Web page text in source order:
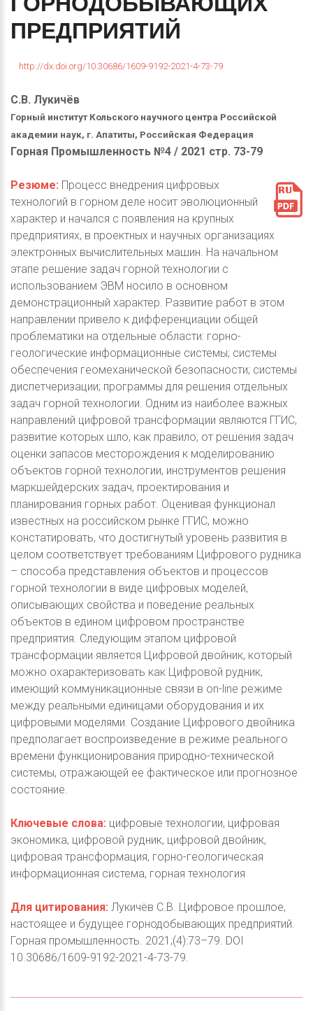
ПРЕДПРИЯТИЙ
http://dx.doi.org/10.30686/1609-9192-2021-4-73-79
С.В. Лукичёв
Горный институт Кольского научного центра Российской
академии наук, г. Апатиты, Российская Федерация
Горная Промышленность №4 / 2021 стр. 73-79
Резюме: Процесс внедрения цифровых
технологий в горном деле носит эволюционный
характер и начался с появления на крупных
предприятиях, в проектных и научных организациях
электронных вычислительных машин. На начальном
этапе решение задач горной технологии с
использованием ЭВМ носило в основном
демонстрационный характер. Развитие работ в этом
направлении привело к дифференциации общей
проблематики на отдельные области: горно-
геологические информационные системы; системы
обеспечения геомеханической безопасности; системы
диспетчеризации; программы для решения отдельных
задач горной технологии. Одним из наиболее важных
направлений цифровой трансформации являются ГГИС,
развитие которых шло, как правило, от решения задач
оценки запасов месторождения к моделированию
объектов горной технологии, инструментов решения
маркшейдерских задач, проектирования и
планирования горных работ. Оценивая функционал
известных на российском рынке ГГИС, можно
констатировать, что достигнутый уровень развития в
целом соответствует требованиям Цифрового рудника
– способа представления объектов и процессов
горной технологии в виде цифровых моделей,
описывающих свойства и поведение реальных
объектов в едином цифровом пространстве
предприятия. Следующим этапом цифровой
трансформации является Цифровой двойник, который
можно охарактеризовать как Цифровой рудник,
имеющий коммуникационные связи в on-line режиме
между реальными единицами оборудования и их
цифровыми моделями. Создание Цифрового двойника
предполагает воспроизведение в режиме реального
времени функционирования природно-технической
системы, отражающей ее фактическое или прогнозное
состояние.
Ключевые слова: цифровые технологии, цифровая
экономика, цифровой рудник, цифровой двойник,
цифровая трансформация, горно-геологическая
информационная система, горная технология
Для цитирования: Лукичёв С.В. Цифровое прошлое,
настоящее и будущее горнодобывающих предприятий.
Горная промышленность. 2021;(4):73–79. DOI
10.30686/1609-9192-2021-4-73-79.